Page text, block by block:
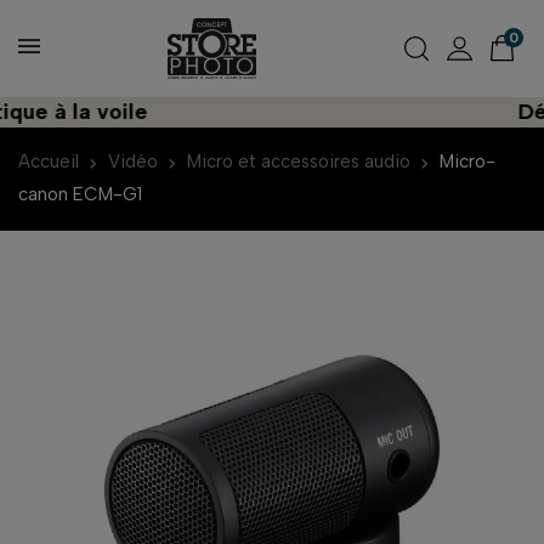
0
à la voile
Accueil Vidéo Micro et accessoires audio
Micro-
canon ECM-G1